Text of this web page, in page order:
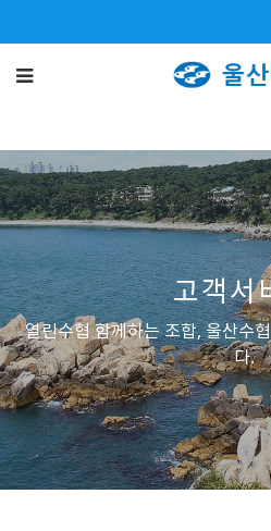
고객서
열린수협 함께하는 조합, 울산수
다.